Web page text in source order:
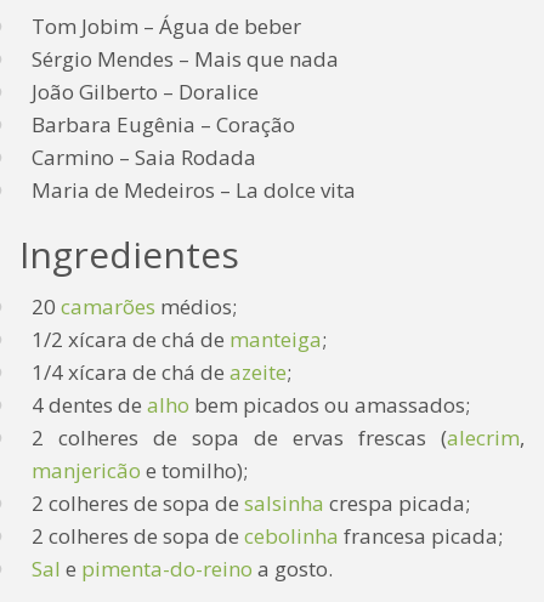
Tom Jobim – Água de beber
Sérgio Mendes – Mais que nada
João Gilberto – Doralice
Barbara Eugênia – Coração
Carmino – Saia Rodada
Maria de Medeiros – La dolce vita
Ingredientes
20 camarões médios;
1/2 xícara de chá de manteiga;
1/4 xícara de chá de azeite;
4 dentes de alho bem picados ou amassados;
2 colheres de sopa de ervas frescas (alecrim,
manjericão e tomilho);
2 colheres de sopa de salsinha crespa picada;
2 colheres de sopa de cebolinha francesa picada;
Sal e pimenta-do-reino a gosto.